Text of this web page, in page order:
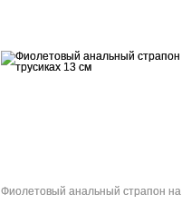
Фиолетовый анальный страпон на